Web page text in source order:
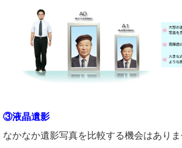
③液晶遺影
なかなか遺影写真を比較する機会はあり